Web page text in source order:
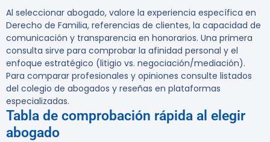
Al seleccionar abogado, valore la experiencia específica en
Derecho de Familia, referencias de clientes, la capacidad de
comunicación y transparencia en honorarios. Una primera
consulta sirve para comprobar la afinidad personal y el
enfoque estratégico (litigio vs. negociación/mediación).
Para comparar profesionales y opiniones consulte listados
del colegio de abogados y reseñas en plataformas
especializadas.
Tabla de comprobación rápida al elegir
abogado